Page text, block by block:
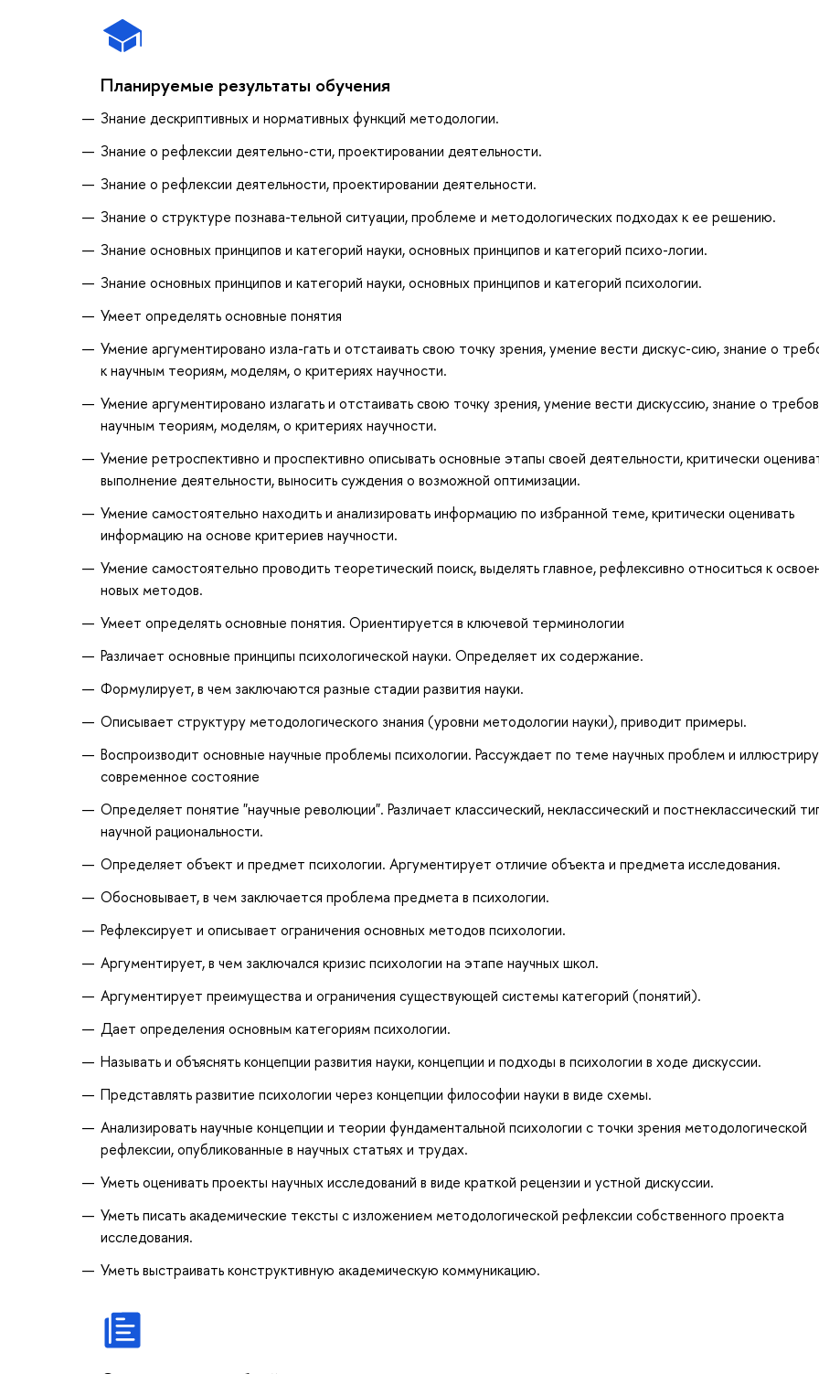
Планируемые результаты обучения
Знание дескриптивных и нормативных функций методологии.
Знание о рефлексии деятельно-сти, проектировании деятельности.
Знание о рефлексии деятельности, проектировании деятельности.
Знание о структуре познава-тельной ситуации, проблеме и методологических подходах к ее решению.
Знание основных принципов и категорий науки, основных принципов и категорий психо-логии.
Знание основных принципов и категорий науки, основных принципов и категорий психологии.
Умеет определять основные понятия
Умение аргументировано изла-гать и отстаивать свою точку зрения, умение вести дискус-сию, знание о
к научным теориям, моделям, о критериях научности.
Умение аргументировано излагать и отстаивать свою точку зрения, умение вести дискуссию, знание о
научным теориям, моделям, о критериях научности.
Умение ретроспективно и проспективно описывать основные этапы своей деятельности, критически
выполнение деятельности, выносить суждения о возможной оптимизации.
Умение самостоятельно находить и анализировать информацию по избранной теме, критически оценивать
информацию на основе критериев научности.
Умение самостоятельно проводить теоретический поиск, выделять главное, рефлексивно относиться к
новых методов.
Умеет определять основные понятия. Ориентируется в ключевой терминологии
Различает основные принципы психологической науки. Определяет их содержание.
Формулирует, в чем заключаются разные стадии развития науки.
Описывает структуру методологического знания (уровни методологии науки), приводит примеры.
Воспроизводит основные научные проблемы психологии. Рассуждает по теме научных проблем и
современное состояние
Определяет понятие "научные революции". Различает классический, неклассический и постнеклассический
научной рациональности.
Определяет объект и предмет психологии. Аргументирует отличие объекта и предмета исследования.
Обосновывает, в чем заключается проблема предмета в психологии.
Рефлексирует и описывает ограничения основных методов психологии.
Аргументирует, в чем заключался кризис психологии на этапе научных школ.
Аргументирует преимущества и ограничения существующей системы категорий (понятий).
Дает определения основным категориям психологии.
Называть и объяснять концепции развития науки, концепции и подходы в психологии в ходе дискуссии.
Представлять развитие психологии через концепции философии науки в виде схемы.
Анализировать научные концепции и теории фундаментальной психологии с точки зрения методологической
рефлексии, опубликованные в научных статьях и трудах.
Уметь оценивать проекты научных исследований в виде краткой рецензии и устной дискуссии.
Уметь писать академические тексты с изложением методологической рефлексии собственного проекта
исследования.
Уметь выстраивать конструктивную академическую коммуникацию.